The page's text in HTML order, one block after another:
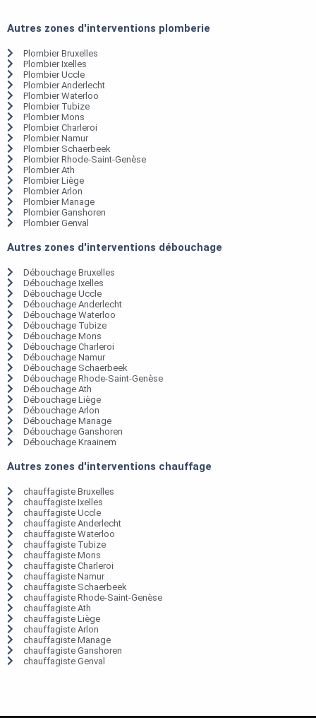
Autres zones d'interventions plomberie
Plombier Bruxelles
Plombier Ixelles
Plombier Uccle
Plombier Anderlecht
Plombier Waterloo
Plombier Tubize
Plombier Mons
Plombier Charleroi
Plombier Namur
Plombier Schaerbeek
Plombier Rhode-Saint-Genèse
Plombier Ath
Plombier Liège
Plombier Arlon
Plombier Manage
Plombier Ganshoren
Plombier Genval
Autres zones d'interventions débouchage
Débouchage Bruxelles
Débouchage Ixelles
Débouchage Uccle
Débouchage Anderlecht
Débouchage Waterloo
Débouchage Tubize
Débouchage Mons
Débouchage Charleroi
Débouchage Namur
Débouchage Schaerbeek
Débouchage Rhode-Saint-Genèse
Débouchage Ath
Débouchage Liège
Débouchage Arlon
Débouchage Manage
Débouchage Ganshoren
Débouchage Kraainem
Autres zones d'interventions chauffage
chauffagiste Bruxelles
chauffagiste Ixelles
chauffagiste Uccle
chauffagiste Anderlecht
chauffagiste Waterloo
chauffagiste Tubize
chauffagiste Mons
chauffagiste Charleroi
chauffagiste Namur
chauffagiste Schaerbeek
chauffagiste Rhode-Saint-Genèse
chauffagiste Ath
chauffagiste Liège
chauffagiste Arlon
chauffagiste Manage
chauffagiste Ganshoren
chauffagiste Genval